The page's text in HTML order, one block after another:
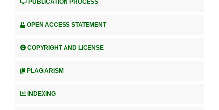
PUBLICATION PROCESS
OPEN ACCESS STATEMENT
COPYRIGHT AND LICENSE
PLAGIARISM
INDEXING